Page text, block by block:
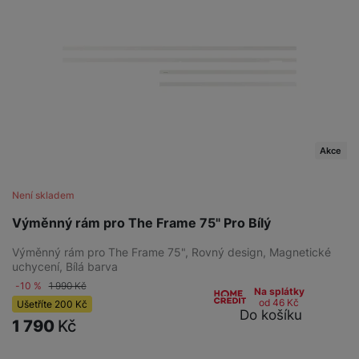
Výměnný rám pro The Frame 75" Pro Bílý
Není skladem
Akce
Výměnný rám pro The Frame 75", Rovný design, Magnetické
uchycení, Bílá barva
-10 % 1 990Kč
Ušetříte 200 Kč
1 790 Kč
Na splátky
od 46 Kč
Do košíku